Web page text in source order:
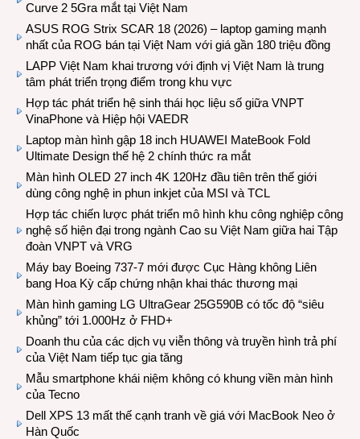
Curve 2 5Gra mắt tại Việt Nam
ASUS ROG Strix SCAR 18 (2026) – laptop gaming mạnh
nhất của ROG bán tại Việt Nam với giá gần 180 triệu đồng
LAPP Việt Nam khai trương với định vị Việt Nam là trung
tâm phát triển trọng điểm trong khu vực
Hợp tác phát triển hệ sinh thái học liệu số giữa VNPT
VinaPhone và Hiệp hội VAEDR
Laptop màn hình gập 18 inch HUAWEI MateBook Fold
Ultimate Design thế hệ 2 chính thức ra mắt
Màn hình OLED 27 inch 4K 120Hz đầu tiên trên thế giới
dùng công nghệ in phun inkjet của MSI và TCL
Hợp tác chiến lược phát triển mô hình khu công nghiệp công
nghệ số hiện đại trong ngành Cao su Việt Nam giữa hai Tập
đoàn VNPT và VRG
Máy bay Boeing 737-7 mới được Cục Hàng không Liên
bang Hoa Kỳ cấp chứng nhận khai thác thương mại
Màn hình gaming LG UltraGear 25G590B có tốc độ “siêu
khủng” tới 1.000Hz ở FHD+
Doanh thu của các dịch vụ viễn thông và truyền hình trả phí
của Việt Nam tiếp tục gia tăng
Mẫu smartphone khái niệm không có khung viền màn hình
của Tecno
Dell XPS 13 mất thế cạnh tranh về giá với MacBook Neo ở
Hàn Quốc